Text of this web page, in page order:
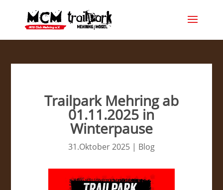
Trailpark Mehring ab
01.11.2025 in
Winterpause
31.Oktober 2025| Blog